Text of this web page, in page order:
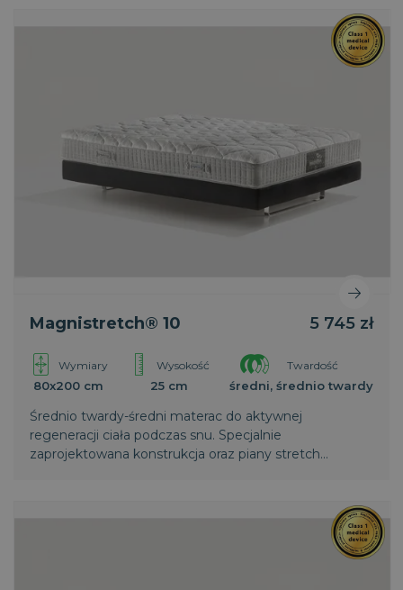
Magnistretch® 10 5 745 zł
Wymiary
80x200 cm
Wysokość
25 cm
Twardość
średni, średnio twardy
Średnio twardy-średni materac do aktywnej
regeneracji ciała podczas snu. Specjalnie
zaprojektowana konstrukcja oraz piany stretch
termoelastycznej pianki zapewnia większy komfort.